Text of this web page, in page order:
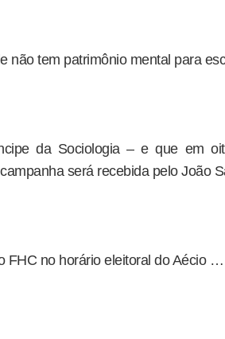
não tem patrimônio mental para
da Sociologia – e que em
será recebida pelo João
FHC no horário eleitoral do Aécio